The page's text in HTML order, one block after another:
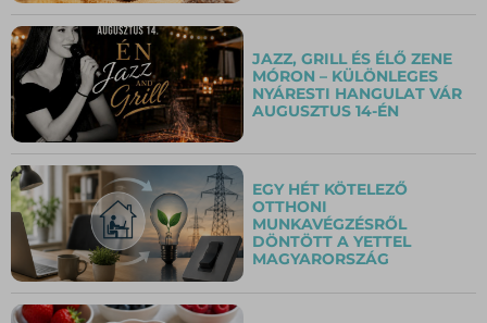
JAZZ, GRILL ÉS ÉLŐ ZENE
MÓRON – KÜLÖNLEGES
NYÁRESTI HANGULAT VÁR
AUGUSZTUS 14-ÉN
EGY HÉT KÖTELEZŐ
OTTHONI
MUNKAVÉGZÉSRŐL
DÖNTÖTT A YETTEL
MAGYARORSZÁG